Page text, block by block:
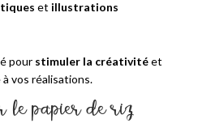
et illustrations
pour stimuler la créativitéet
vos réalisations.
le papier de riz